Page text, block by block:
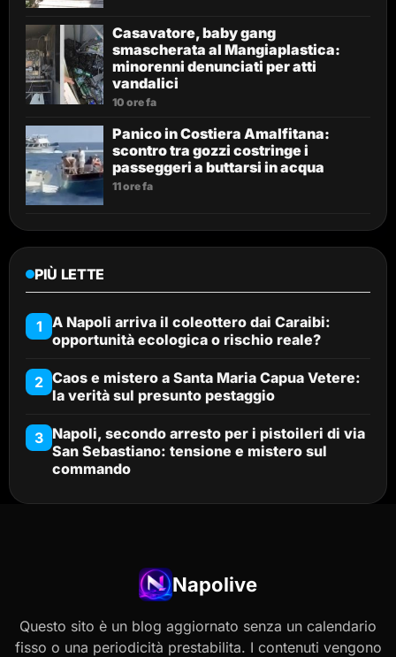
Casavatore, baby gang
smascherata al Mangiaplastica:
minorenni denunciati per atti
vandalici
10 ore fa
Panico in Costiera Amalfitana:
scontro tra gozzi costringe i
passeggeri a buttarsi in acqua
11 ore fa
PIÙ LETTE
1 A Napoli arriva il coleottero dai Caraibi:
opportunità ecologica o rischio reale?
2 Caos e mistero a Santa Maria Capua Vetere:
la verità sul presunto pestaggio
3 Napoli, secondo arresto per i pistoileri di via
San Sebastiano: tensione e mistero sul
commando
Napolive
Questo sito è un blog aggiornato senza un calendario
fisso o una periodicità prestabilita. I contenuti vengono